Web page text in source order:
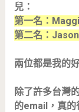
兒：
第一名：
第二名：
兩位都是我的
除了許多台灣
的email，真的